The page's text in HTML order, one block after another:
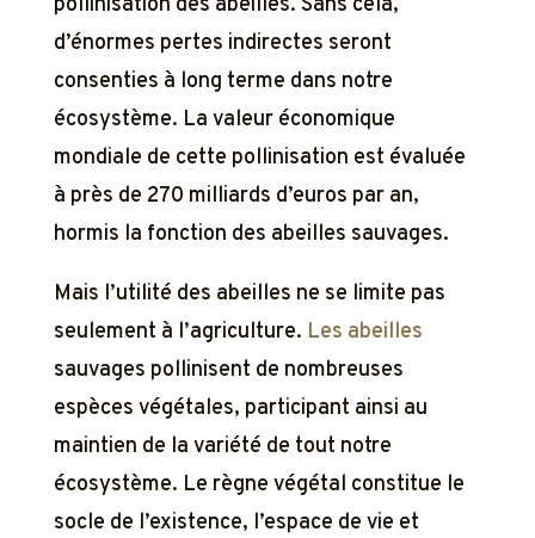
d’énormes pertes indirectes seront
consenties à long terme dans notre
écosystème. La valeur économique
mondiale de cette pollinisation est évaluée
à près de 270 milliards d’euros par an,
hormis la fonction des abeilles sauvages.
Mais l’utilité des abeilles ne se limite pas
seulement à l’agriculture. Les abeilles
sauvages pollinisent de nombreuses
espèces végétales, participant ainsi au
maintien de la variété de tout notre
écosystème. Le règne végétal constitue le
socle de l’existence, l’espace de vie et